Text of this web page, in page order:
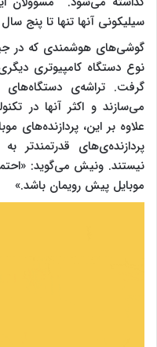
سیلیکونی آنها تنها تا پنج
گوشی‌های هوشمندی که در
نوع دستگاه کامپیوتری
گرفت. تراشه‌ی دستگاه‌های
می‌سازند و اکثر آنها در
علاوه بر این، پردازنده‌های
پردازنده‌ی‌های قدرتمندتر
نیستند. ونیش می‌گوید:
موبایل پیش رویمان باشد.»